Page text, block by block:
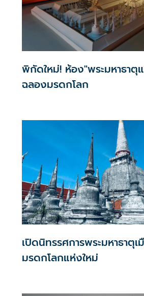
พิกัดใหม่! ห้อง"พระมหาธาตุ
ฉลองมรดกโลก
เปิดนิทรรศการพระมหาธาตุ
มรดกโลกแห่งใหม่